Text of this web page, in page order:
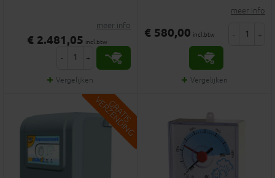
meer info
€ 2.481,05 incl.btw
- +
Vergelijken
meer info
€ 580,00 incl.btw - +
Vergelijken
G
R
A
T
I
S
V
E
R
Z
E
N
D
I
N
G